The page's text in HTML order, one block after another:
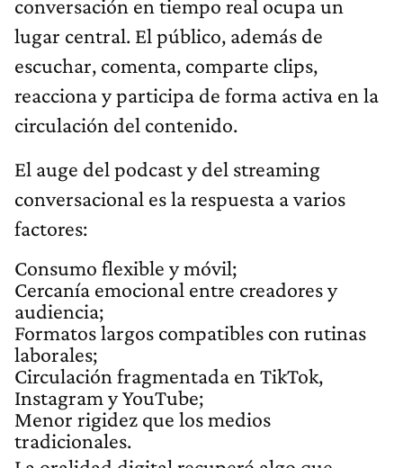
conversación en tiempo real ocupa un
lugar central. El público, además de
escuchar, comenta, comparte clips,
reacciona y participa de forma activa en la
circulación del contenido.
El auge del podcast y del streaming
conversacional es la respuesta a varios
factores:
Consumo flexible y móvil;
Cercanía emocional entre creadores y
audiencia;
Formatos largos compatibles con rutinas
laborales;
Circulación fragmentada en TikTok,
Instagram y YouTube;
Menor rigidez que los medios
tradicionales.